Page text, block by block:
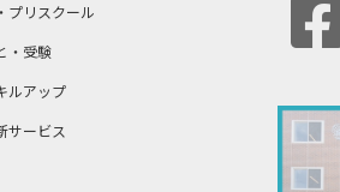
プリスクール
・受験
ルアップ
サービス